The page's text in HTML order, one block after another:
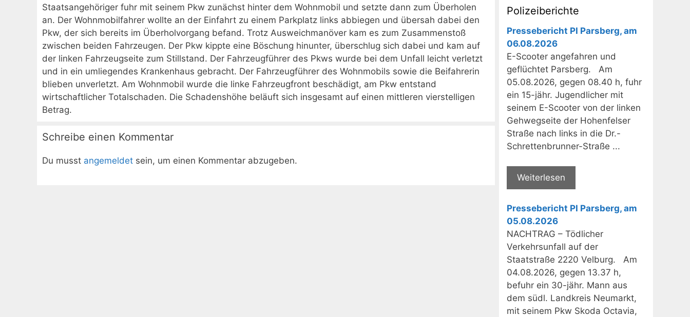
Staatsangehöriger fuhr mit seinem Pkw zunächst hinter dem Wohnmobil und setzte dann zum Überholen
an. Der Wohnmobilfahrer wollte an der Einfahrt zu einem Parkplatz links abbiegen und übersah dabei den
Pkw, der sich bereits im Überholvorgang befand. Trotz Ausweichmanöver kam es zum Zusammenstoß
zwischen beiden Fahrzeugen. Der Pkw kippte eine Böschung hinunter, überschlug sich dabei und kam auf
der linken Fahrzeugseite zum Stillstand. Der Fahrzeugführer des Pkws wurde bei dem Unfall leicht verletzt
und in ein umliegendes Krankenhaus gebracht. Der Fahrzeugführer des Wohnmobils sowie die Beifahrerin
blieben unverletzt. Am Wohnmobil wurde die linke Fahrzeugfront beschädigt, am Pkw entstand
wirtschaftlicher Totalschaden. Die Schadenshöhe beläuft sich insgesamt auf einen mittleren vierstelligen
Betrag.
Schreibe einen Kommentar
Du musst angemeldet sein, um einen Kommentar abzugeben.
Polizeiberichte
Pressebericht PI Parsberg, am
06.08.2026
E-Scooter angefahren und
geflüchtet Parsberg. Am
05.08.2026, gegen 08.40 h, fuhr
ein 15-jähr. Jugendlicher mit
seinem E-Scooter von der linken
Gehwegseite der Hohenfelser
Straße nach links in die Dr.-
Schrettenbrunner-Straße ...
Weiterlesen
Pressebericht PI Parsberg, am
05.08.2026
NACHTRAG – Tödlicher
Verkehrsunfall auf der
Staatstraße 2220 Velburg. Am
04.08.2026, gegen 13.37 h,
befuhr ein 30-jähr. Mann aus
dem südl. Landkreis Neumarkt,
mit seinem Pkw Skoda Octavia,